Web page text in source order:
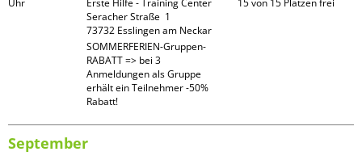
Uhr
Erste Hilfe - Training Center
Seracher Straße  1
SOMMERFERIEN-Gruppen-
RABATT => bei 3
Anmeldungen als Gruppe
erhält ein Teilnehmer -50%
Rabatt!
15 von 15 Plätzen frei
September